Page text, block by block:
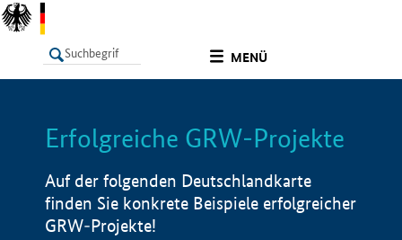
MENÜ
LISTE Info
Erfolgreiche GRW-Projekte
Auf der folgenden Deutschlandkarte
finden Sie konkrete Beispiele erfolgreicher
GRW-Projekte!